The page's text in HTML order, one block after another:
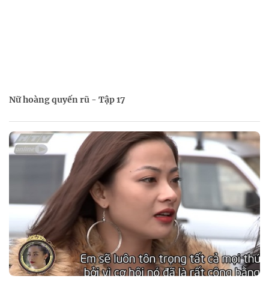
Nữ hoàng quyến rũ - Tập 17